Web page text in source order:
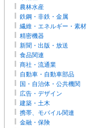
農林水産
鉄鋼・非鉄・金属
繊維・エネルギー・素材
精密機器
新聞・出版・放送
食品関連
商社・流通業
自動車・自動車部品
国・自治体・公共機関
広告・デザイン
建築・土木
携帯、モバイル関連
金融・保険